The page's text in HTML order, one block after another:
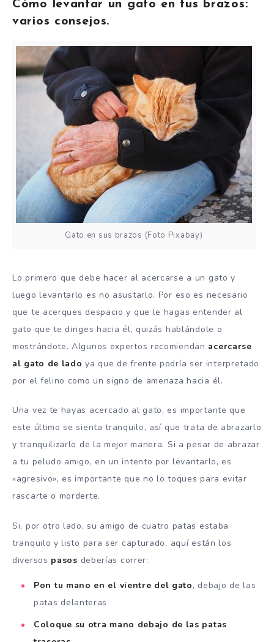
Cómo levantar un gato en tus brazos:
varios consejos.
Gato en sus brazos (Foto Pixabay)
Lo primero que debe hacer al acercarse a un gato y
luego levantarlo es no asustarlo. Por eso es necesario
que te acerques despacio y que le hagas entender al
gato que te diriges hacia él, quizás hablándole o
mostrándote. Algunos expertos recomiendan acercarse
al gato de lado ya que de frente podría ser interpretado
por el felino como un signo de amenaza hacia él.
Una vez te hayas acercado al gato, es importante que
este último se sienta tranquilo, así que trata de abrazarlo
y tranquilizarlo de la mejor manera. Si a pesar de abrazar
a tu peludo amigo, en un intento por levantarlo, es
«agresivo», es importante que no lo toques para evitar
rascarte o morderte.
Si, por otro lado, su amigo de cuatro patas estaba
tranquilo y listo para ser capturado, aquí están los
diversos pasos deberías correr:
Pon tu mano en el vientre del gato, debajo de las
patas delanteras
Coloque su otra mano debajo de las patas